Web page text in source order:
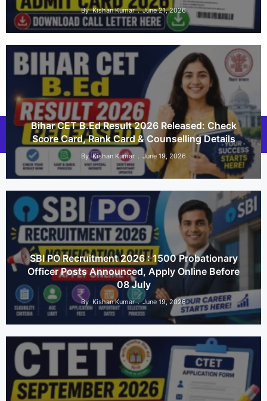
By Kishan Kumar June 21, 2026
Bihar CET B.Ed Result 2026 Released: Check
Score Card, Rank Card & Counselling Details
By Kishan Kumar June 19, 2026
SBI PO Recruitment 2026 : 1500 Probationary
Officer Posts Announced, Apply Online Before
08 July
By Kishan Kumar June 19, 2026
© 2026 Govt Exams Alert• Built withGeneratePress